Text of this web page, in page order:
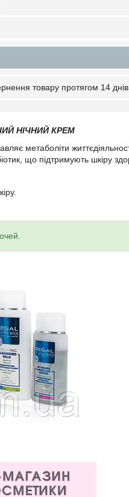
товару протягом 14 днів
НІЧНИЙ КРЕМ
метаболіти
що підтримують шкіру